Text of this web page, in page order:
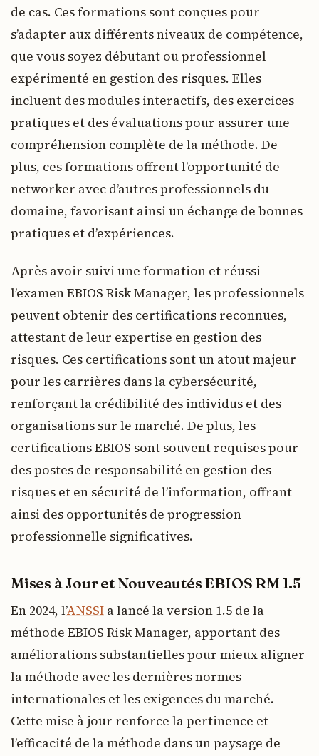
de cas. Ces formations sont conçues pour
s’adapter aux différents niveaux de compétence,
que vous soyez débutant ou professionnel
expérimenté en gestion des risques. Elles
incluent des modules interactifs, des exercices
pratiques et des évaluations pour assurer une
compréhension complète de la méthode. De
plus, ces formations offrent l’opportunité de
networker avec d’autres professionnels du
domaine, favorisant ainsi un échange de bonnes
pratiques et d’expériences.
Après avoir suivi une formation et réussi
l’examen EBIOS Risk Manager, les professionnels
peuvent obtenir des certifications reconnues,
attestant de leur expertise en gestion des
risques. Ces certifications sont un atout majeur
pour les carrières dans la cybersécurité,
renforçant la crédibilité des individus et des
organisations sur le marché. De plus, les
certifications EBIOS sont souvent requises pour
des postes de responsabilité en gestion des
risques et en sécurité de l’information, offrant
ainsi des opportunités de progression
professionnelle significatives.
Mises à Jour et Nouveautés EBIOS RM 1.5
En 2024, l’ANSSI a lancé la version 1.5 de la
méthode EBIOS Risk Manager, apportant des
améliorations substantielles pour mieux aligner
la méthode avec les dernières normes
internationales et les exigences du marché.
Cette mise à jour renforce la pertinence et
l’efficacité de la méthode dans un paysage de